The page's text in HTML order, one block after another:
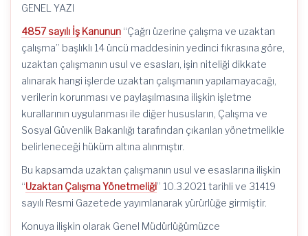
GENEL YAZI
4857 sayılı İş Kanunun “Çağrı üzerine çalışma ve uzaktan
çalışma” başlıklı 14 üncü maddesinin yedinci fıkrasına göre,
uzaktan çalışmanın usul ve esasları, işin niteliği dikkate
alınarak hangi işlerde uzaktan çalışmanın yapılamayacağı,
verilerin korunması ve paylaşılmasına ilişkin işletme
kurallarının uygulanması ile diğer hususların, Çalışma ve
Sosyal Güvenlik Bakanlığı tarafından çıkarılan yönetmelikle
belirleneceği hüküm altına alınmıştır.
Bu kapsamda uzaktan çalışmanın usul ve esaslarına ilişkin
“Uzaktan Çalışma Yönetmeliği” 10.3.2021 tarihli ve 31419
sayılı Resmi Gazetede yayımlanarak yürürlüğe girmiştir.
Konuya ilişkin olarak Genel Müdürlüğümüzce